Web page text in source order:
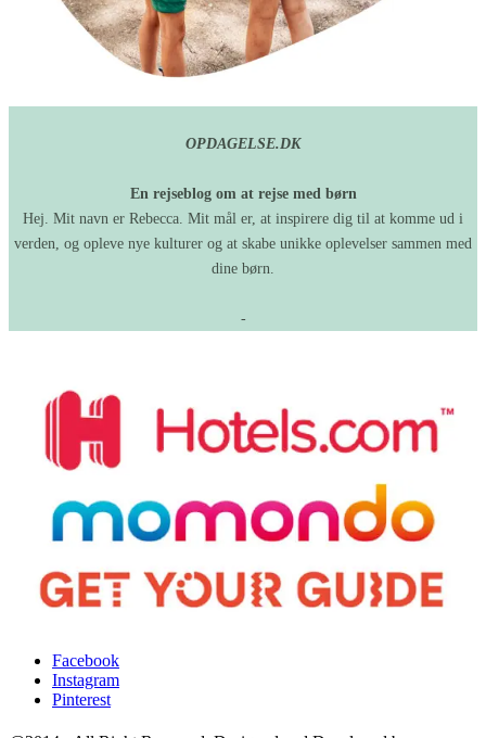
OPDAGELSE.DK
En rejseblog om at rejse med børn
Hej. Mit navn er Rebecca. Mit mål er, at inspirere dig til at komme ud i
verden, og opleve nye kulturer og at skabe unikke oplevelser sammen med
dine børn.
-
Facebook
Instagram
Pinterest